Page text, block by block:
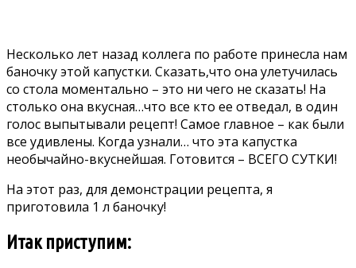
Несколько лет назад коллега по работе принесла нам
баночку этой капустки. Сказать,что она улетучилась
со стола моментально – это ни чего не сказать! На
столько она вкусная…что все кто ее отведал, в один
голос выпытывали рецепт! Самое главное – как были
все удивлены. Когда узнали… что эта капустка
необычайно-вкуснейшая. Готовится – ВСЕГО СУТКИ!
На этот раз, для демонстрации рецепта, я
приготовила 1 л баночку!
Итак приступим: